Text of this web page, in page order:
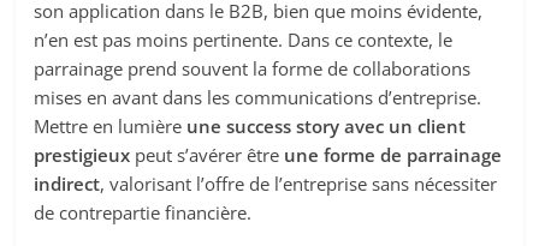
son application dans le B2B, bien que moins évidente,
n’en est pas moins pertinente. Dans ce contexte, le
parrainage prend souvent la forme de collaborations
mises en avant dans les communications d’entreprise.
Mettre en lumière une success story avec un client
prestigieux peut s’avérer être une forme de parrainage
indirect, valorisant l’offre de l’entreprise sans nécessiter
de contrepartie financière.